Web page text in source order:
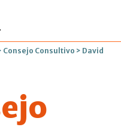
Consejo Consultivo > David